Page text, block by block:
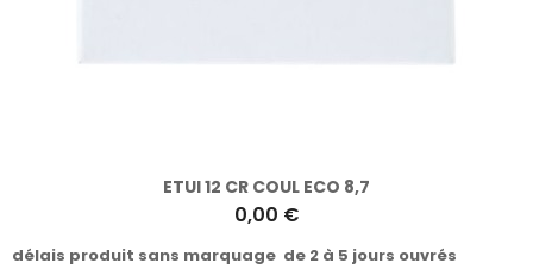
ETUI 12 CR COUL ECO 8,7
0,00 €
délais produit sans marquage de 2 à 5 jours ouvrés